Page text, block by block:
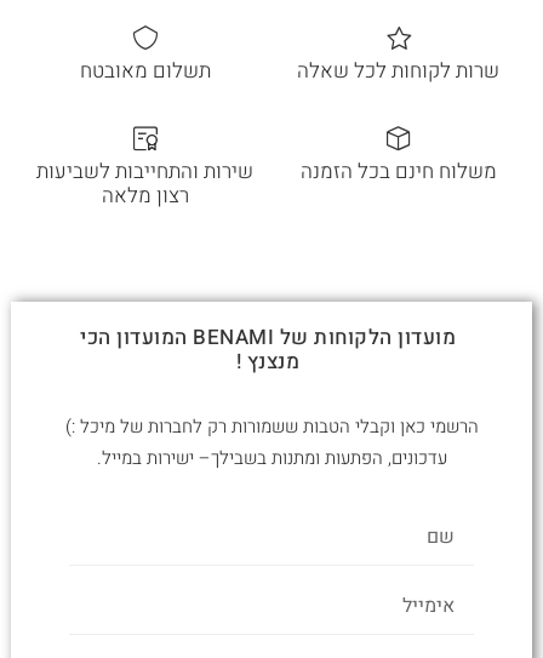
שרות לקוחות לכל שאלה תשלום מאובטח
משלוח חינם בכל הזמנה
שירות והתחייבות לשביעות
רצון מלאה
מועדון הלקוחות של BENAMI המועדון הכי
מנצנץ !
הרשמי כאן וקבלי הטבות ששמורות רק לחברות של מיכל :)
עדכונים, הפתעות ומתנות בשבילך– ישירות במייל.